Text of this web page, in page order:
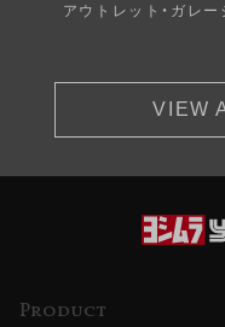
アウトレット・ガレ
VIEW
Product